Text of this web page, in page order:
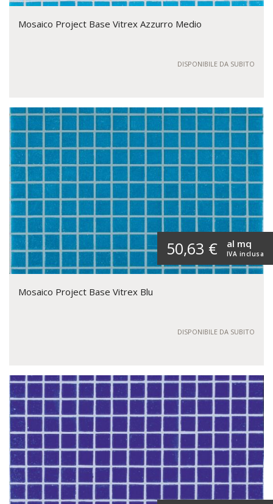
Mosaico Project Base Vitrex Azzurro Medio
DISPONIBILE DA SUBITO
50,63 € IVA inclusa
al mq
Mosaico Project Base Vitrex Blu
DISPONIBILE DA SUBITO